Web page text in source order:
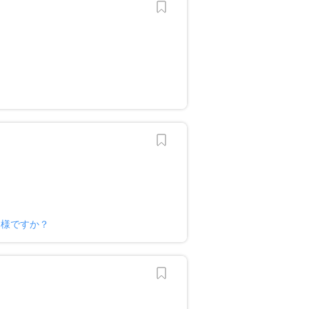
ですか？